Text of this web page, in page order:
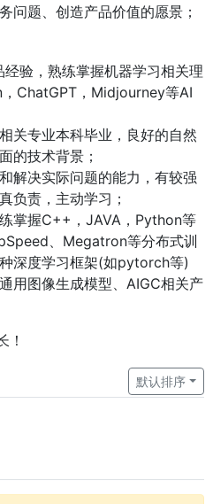
问题、创造产品价值的愿景；
验，熟练掌握机器学习相关理
ChatGPT，Midjourney等AI
关专业本科毕业，良好的自然
的技术背景；
解决实际问题的能力，有较强
负责，主动学习；
掌握C++，JAVA，Python等
、Megatron等分布式训
深度学习框架(如pytorch等)
用图像生成模型、AIGC相关产
！
默认排序